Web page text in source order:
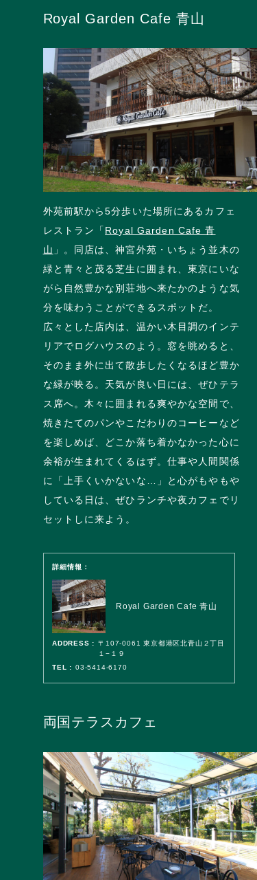
Royal Garden Cafe 青山
外苑前駅から5分歩いた場所にあるカフェ
レストラン「 Royal Garden Cafe 青
山 」。同店は、神宮外苑・いちょう並木の
緑と青々と茂る芝生に囲まれ、東京にいな
がら自然豊かな別荘地へ来たかのような気
分を味わうことができるスポットだ。
広々とした店内は、温かい木目調のインテ
リアでログハウスのよう。窓を眺めると、
そのまま外に出て散歩したくなるほど豊か
な緑が映る。天気が良い日には、ぜひテラ
ス席へ。木々に囲まれる爽やかな空間で、
焼きたてのパンやこだわりのコーヒーなど
を楽しめば、どこか落ち着かなかった心に
余裕が生まれてくるはず。仕事や人間関係
に「上手くいかないな…」と心がもやもや
している日は、ぜひランチや夜カフェでリ
セットしに来よう。
詳細情報：
Royal Garden Cafe 青山
ADDRESS : 〒107-0061 東京都港区北青山２丁目
１−１９
TEL : 03-5414-6170
両国テラスカフェ